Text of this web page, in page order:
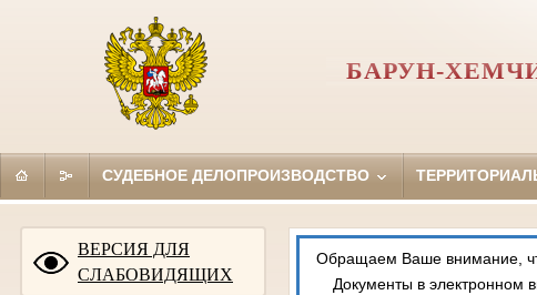
БАРУН-
СУДЕБНОЕ ДЕЛОПРОИЗВОДСТВО
ВЕРСИЯ ДЛЯ
СЛАБОВИДЯЩИХ
Обращаем Ваше внимание,
Документы в электронном